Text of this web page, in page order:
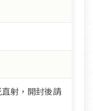
射，開封後請